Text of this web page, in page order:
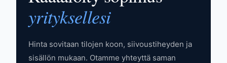
yrityksellesi
Hinta sovitaan tilojen koon, siivoustiheyden ja
sisällön mukaan. Otamme yhteyttä saman